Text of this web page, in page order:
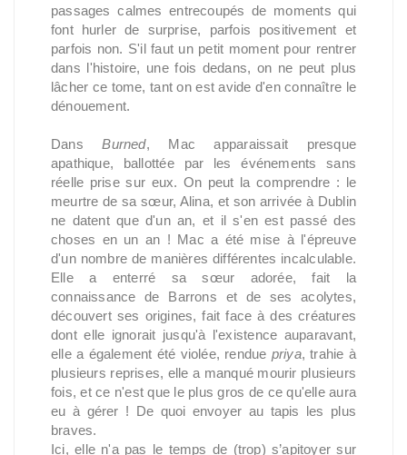
passages calmes entrecoupés de moments qui
font hurler de surprise, parfois positivement et
parfois non. S'il faut un petit moment pour rentrer
dans l'histoire, une fois dedans, on ne peut plus
lâcher ce tome, tant on est avide d'en connaître le
dénouement.
DansBurned, Mac apparaissait presque
apathique, ballottée par les événements sans
réelle prise sur eux. On peut la comprendre : le
meurtre de sa sœur, Alina, et son arrivée à Dublin
ne datent que d'un an, et il s'en est passé des
choses en un an ! Mac a été mise à l'épreuve
d'un nombre de manières différentes incalculable.
Elle a enterré sa sœur adorée, fait la
connaissance de Barrons et de ses acolytes,
découvert ses origines, fait face à des créatures
dont elle ignorait jusqu'à l'existence auparavant,
elle a également été violée, rendue priya, trahie à
plusieurs reprises, elle a manqué mourir plusieurs
fois, et ce n'est que le plus gros de ce qu'elle aura
eu à gérer ! De quoi envoyer au tapis les plus
braves.
Ici, elle n'a pas le temps de (trop) s’apitoyer sur